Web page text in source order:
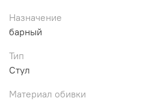
Назначение
барный
Тип
Стул
Материал обивки